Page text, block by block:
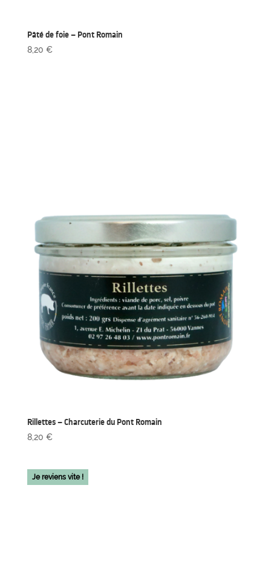
Pâté de foie – Pont Romain
8,20 €
Rillettes – Charcuterie du Pont Romain
8,20 €
Je reviens vite !